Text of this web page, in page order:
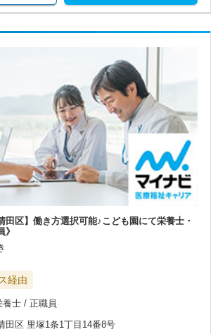
田区】働き方選択可能♪こども園にて栄養士・
経由
士 / 正職員
田区 里塚1条1丁目14番8号